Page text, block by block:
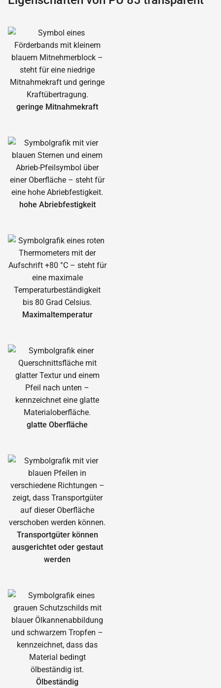
geringe Mitnahmekraft
hohe Abrieb­festigkeit
Maximal­temperatur
glatte Oberfläche
Transportgüter können
ausgerichtet oder gestaut
werden
Ölbeständig